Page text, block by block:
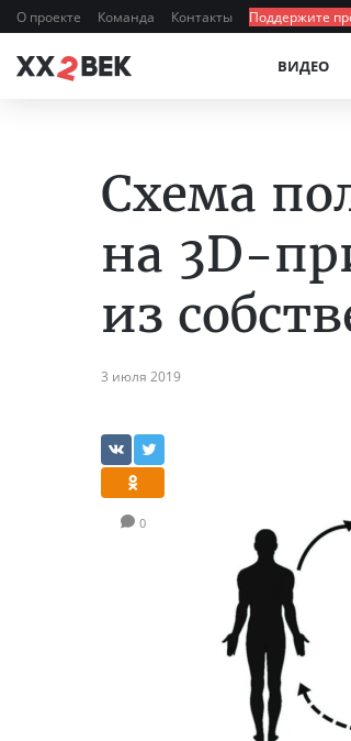
О проекте Команда Контакты Поддержите
ВИДЕО
Схема
на 3D-
из
3 июля 2019
0